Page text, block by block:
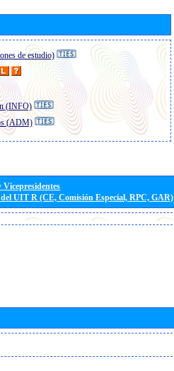
de estudio)
(INFO)
(ADM)
Vicepresidentes
UIT R (CE, Comisión Especial, RPC, GAR)